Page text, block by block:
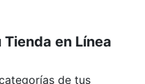
en Línea
de tus